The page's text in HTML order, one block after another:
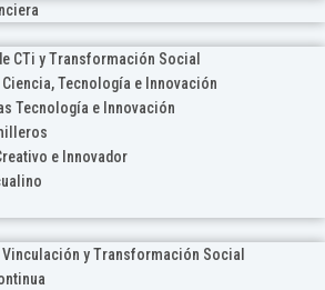
CTi y Transformación Social
Tecnología e Innovación
Tecnología e Innovación
e Innovador
y Transformación Social